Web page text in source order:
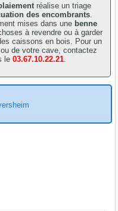
réalise un triage
des encombrants
mises dans une benne
à revendre ou à garder
caissons en bois. Pour un
de votre cave, contactez
le03.67.10.22.21